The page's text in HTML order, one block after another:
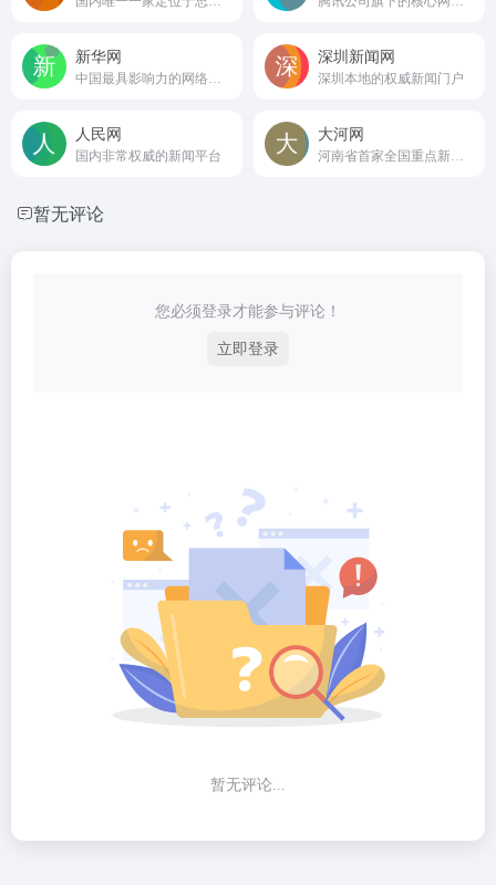
新华网 深圳新闻网
深圳本地的权威新闻门户
人民网
国内非常权威的新闻平台
大河网
暂无评论
您必须登录才能参与评论！
立即登录
暂无评论...